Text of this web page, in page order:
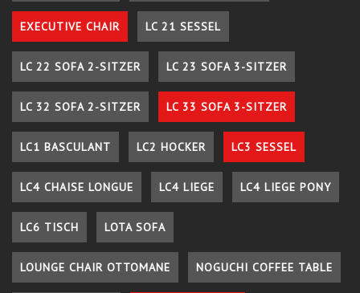
EXECUTIVE CHAIR LC 21 SESSEL
LC 22 SOFA 2-SITZER LC 23 SOFA 3-SITZER
LC 32 SOFA 2-SITZER LC 33 SOFA 3-SITZER
LC1 BASCULANT LC2 HOCKER LC3 SESSEL
LC4 CHAISE LONGUE LC4 LIEGE LC4 LIEGE PONY
LC6 TISCH LOTA SOFA
LOUNGE CHAIR OTTOMANE NOGUCHI COFFEE TABLE